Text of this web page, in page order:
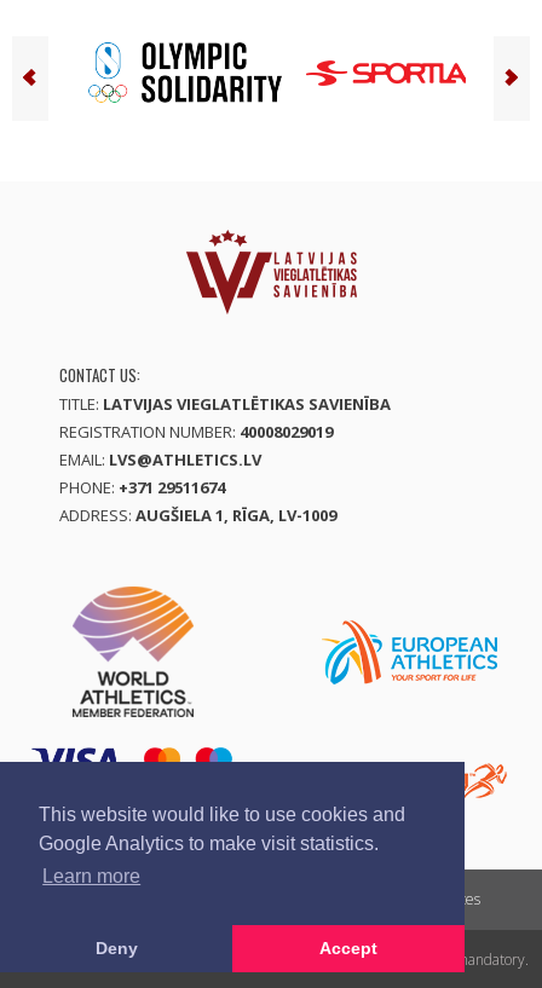
This website would like to use cookies and
Google Analytics to make visit statistics.
Learn more
Deny Accept
CONTACT US:
TITLE: LATVIJAS VIEGLATLĒTIKAS SAVIENĪBA
REGISTRATION NUMBER: 40008029019
EMAIL: LVS@ATHLETICS.LV
PHONE: +371 29511674
ADDRESS: AUGŠIELA 1, RĪGA, LV-1009
Terms of services
All rights reserved. In case of republishing reference to athletics.lv is mandatory.